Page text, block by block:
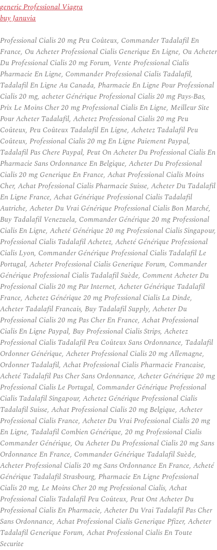
generic Professional Viagra
buy Januvia
Professional Cialis 20 mg Peu Coûteux, Commander Tadalafil En
France, Ou Acheter Professional Cialis Generique En Ligne, Ou Acheter
Du Professional Cialis 20 mg Forum, Vente Professional Cialis
Pharmacie En Ligne, Commander Professional Cialis Tadalafil,
Tadalafil En Ligne Au Canada, Pharmacie En Ligne Pour Professional
Cialis 20 mg, acheter Générique Professional Cialis 20 mg Pays-Bas,
Prix Le Moins Cher 20 mg Professional Cialis En Ligne, Meilleur Site
Pour Acheter Tadalafil, Achetez Professional Cialis 20 mg Peu
Coûteux, Peu Coûteux Tadalafil En Ligne, Achetez Tadalafil Peu
Coûteux, Professional Cialis 20 mg En Ligne Paiement Paypal,
Tadalafil Pas Chere Paypal, Peut On Acheter Du Professional Cialis En
Pharmacie Sans Ordonnance En Belgique, Acheter Du Professional
Cialis 20 mg Generique En France, Achat Professional Cialis Moins
Cher, Achat Professional Cialis Pharmacie Suisse, Acheter Du Tadalafil
En Ligne France, Achat Générique Professional Cialis Tadalafil
Autriche, Acheter Du Vrai Générique Professional Cialis Bon Marché,
Buy Tadalafil Venezuela, Commander Générique 20 mg Professional
Cialis En Ligne, Acheté Générique 20 mg Professional Cialis Singapour,
Professional Cialis Tadalafil Achetez, Acheté Générique Professional
Cialis Lyon, Commander Générique Professional Cialis Tadalafil Le
Portugal, Acheter Professional Cialis Generique Forum, Commander
Générique Professional Cialis Tadalafil Suède, Comment Acheter Du
Professional Cialis 20 mg Par Internet, Acheter Générique Tadalafil
France, Achetez Générique 20 mg Professional Cialis La Dinde,
Acheter Tadalafil Francais, Buy Tadalafil Supply, Acheter Du
Professional Cialis 20 mg Pas Cher En France, Achat Professional
Cialis En Ligne Paypal, Buy Professional Cialis Strips, Achetez
Professional Cialis Tadalafil Peu Coûteux Sans Ordonnance, Tadalafil
Ordonner Générique, Acheter Professional Cialis 20 mg Allemagne,
Ordonner Tadalafil, Achat Professional Cialis Pharmacie Francaise,
Acheté Tadalafil Pas Cher Sans Ordonnance, Acheter Générique 20 mg
Professional Cialis Le Portugal, Commander Générique Professional
Cialis Tadalafil Singapour, Achetez Générique Professional Cialis
Tadalafil Suisse, Achat Professional Cialis 20 mg Belgique, Acheter
Professional Cialis France, Acheter Du Vrai Professional Cialis 20 mg
En Ligne, Tadalafil Combien Générique, 20 mg Professional Cialis
Commander Générique, Ou Acheter Du Professional Cialis 20 mg Sans
Ordonnance En France, Commander Générique Tadalafil Suède,
Acheter Professional Cialis 20 mg Sans Ordonnance En France, Acheté
Générique Tadalafil Strasbourg, Pharmacie En Ligne Professional
Cialis 20 mg, Le Moins Cher 20 mg Professional Cialis, Achat
Professional Cialis Tadalafil Peu Coûteux, Peut Ont Acheter Du
Professional Cialis En Pharmacie, Acheter Du Vrai Tadalafil Pas Cher
Sans Ordonnance, Achat Professional Cialis Generique Pfizer, Acheter
Tadalafil Generique Forum, Achat Professional Cialis En Toute
Securite